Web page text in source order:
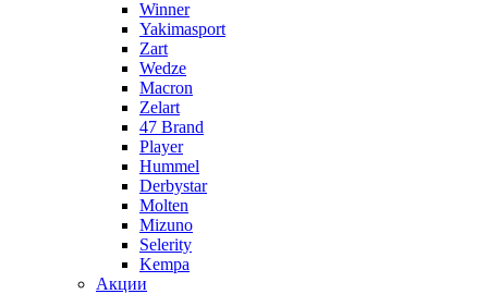
Winner
Yakimasport
Zart
Wedze
Macron
Zelart
47 Brand
Player
Hummel
Derbystar
Molten
Mizuno
Selerity
Kempa
Акции